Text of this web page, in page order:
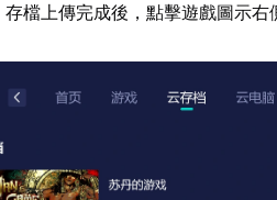
存檔上傳完成後，點擊遊戲圖示